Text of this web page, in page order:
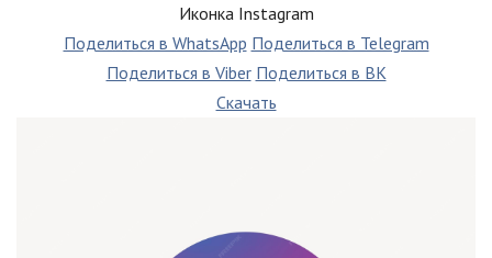
Иконка Instagram
Поделиться в WhatsApp Поделиться в Telegram
Поделиться в Viber Поделиться в ВК
Скачать